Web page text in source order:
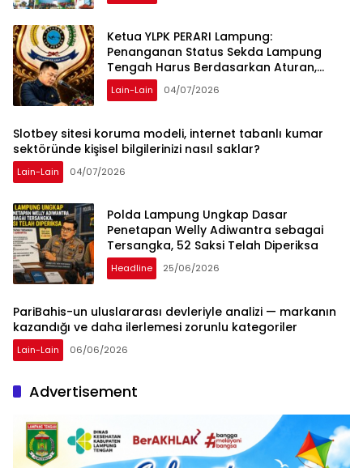
Ketua YLPK PERARI Lampung:
Penanganan Status Sekda Lampung
Tengah Harus Berdasarkan Aturan,
Bukan Tekanan Opini
Lain-Lain 04/07/2026
Slotbey sitesi koruma modeli, internet tabanlı kumar
sektöründe kişisel bilgilerinizi nasıl saklar?
Lain-Lain 04/07/2026
Polda Lampung Ungkap Dasar
Penetapan Welly Adiwantra sebagai
Tersangka, 52 Saksi Telah Diperiksa
Headline 25/06/2026
PariBahis-un uluslararası devleriyle analizi — markanın
kazandığı ve daha ilerlemesi zorunlu kategoriler
Lain-Lain 06/06/2026
Advertisement